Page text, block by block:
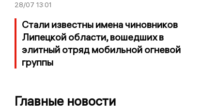
28/07 13:01
Стали известны имена чиновников
Липецкой области, вошедших в
элитный отряд мобильной огневой
группы
Главные новости